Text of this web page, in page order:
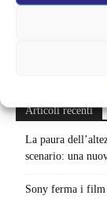
Articoli recenti
La paura
scenario: una
Sony ferma i film